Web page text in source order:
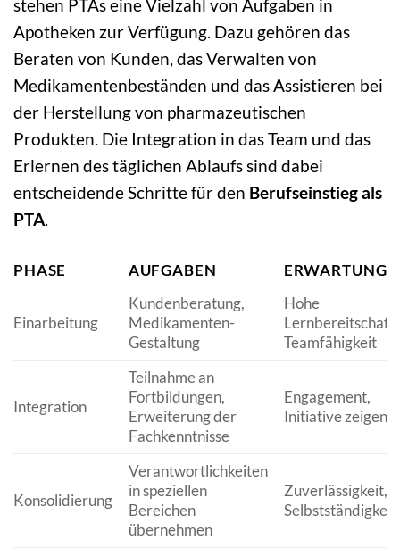
stehen PTAs eine Vielzahl von Aufgaben in
Apotheken zur Verfügung. Dazu gehören das
Beraten von Kunden, das Verwalten von
Medikamentenbeständen und das Assistieren bei
der Herstellung von pharmazeutischen
Produkten. Die Integration in das Team und das
Erlernen des täglichen Ablaufs sind dabei
entscheidende Schritte für den Berufseinstieg als
PTA
PHASE AUFGABEN
Einarbeitung
Kundenberatung,
Medikamenten-
Gestaltung
Hohe
Lernbereitschaft,
Teamfähigkeit
Integration
Teilnahme an
Fortbildungen,
Erweiterung der
Fachkenntnisse
Engagement,
Initiative zeigen
Konsolidierung
Verantwortlichkeiten
in speziellen
Bereichen
übernehmen
Zuverlässigkeit,
Selbstständigkeit